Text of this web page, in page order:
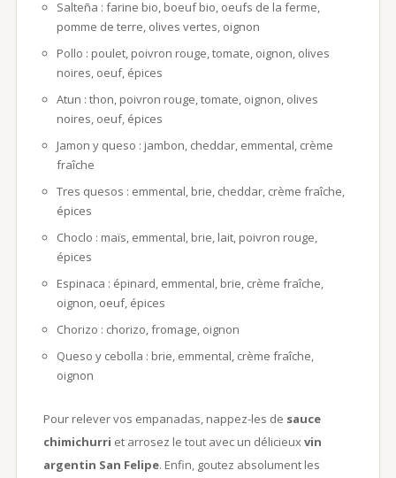
Salteña : farine bio, boeuf bio, oeufs de la ferme,
pomme de terre, olives vertes, oignon
Pollo : poulet, poivron rouge, tomate, oignon, olives
noires, oeuf, épices
Atun : thon, poivron rouge, tomate, oignon, olives
noires, oeuf, épices
Jamon y queso : jambon, cheddar, emmental, crème
fraîche
Tres quesos : emmental, brie, cheddar, crème fraîche,
épices
Choclo : maïs, emmental, brie, lait, poivron rouge,
épices
Espinaca : épinard, emmental, brie, crème fraîche,
oignon, oeuf, épices
Chorizo : chorizo, fromage, oignon
Queso y cebolla : brie, emmental, crème fraîche,
oignon
Pour relever vos empanadas, nappez-les de sauce
chimichurri et arrosez le tout avec un délicieuxvin
argentin San Felipe. Enfin, goutez absolument les